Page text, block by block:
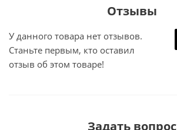
Отзывы
У данного товара нет отзывов.
Станьте первым, кто оставил
отзыв об этом товаре!
Задать вопрос